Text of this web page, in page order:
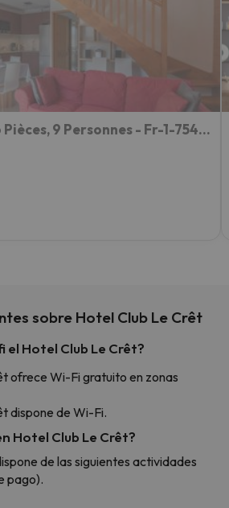
Chalet Morzine, 6 Pièces, 9 Personnes - Fr-1-754-12
sobre Hotel Club Le Crêt
el Hotel Club Le Crêt?
ofrece Wi-Fi gratuito en zonas
dispone de Wi-Fi.
Hotel Club Le Crêt?
de las siguientes actividades
pago).